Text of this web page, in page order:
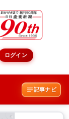
ログイン
記事ナビ